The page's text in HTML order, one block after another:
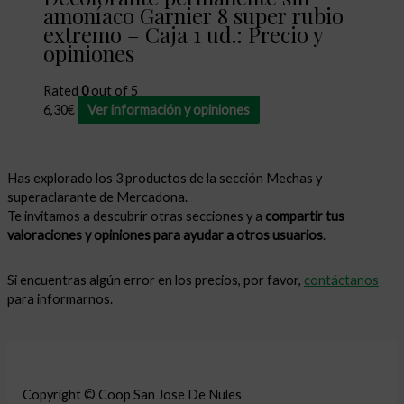
amoníaco Garnier 8 super rubio
extremo – Caja 1 ud.: Precio y
opiniones
Rated 0out of 5
6,30€ Ver información y opiniones
Has explorado los 3 productos de la sección Mechas y
superaclarante de Mercadona.
Te invitamos a descubrir otras secciones y a compartir tus
valoraciones y opiniones para ayudar a otros usuarios.
Si encuentras algún error en los precios, por favor, contáctanos
para informarnos.
Copyright © Coop San Jose De Nules